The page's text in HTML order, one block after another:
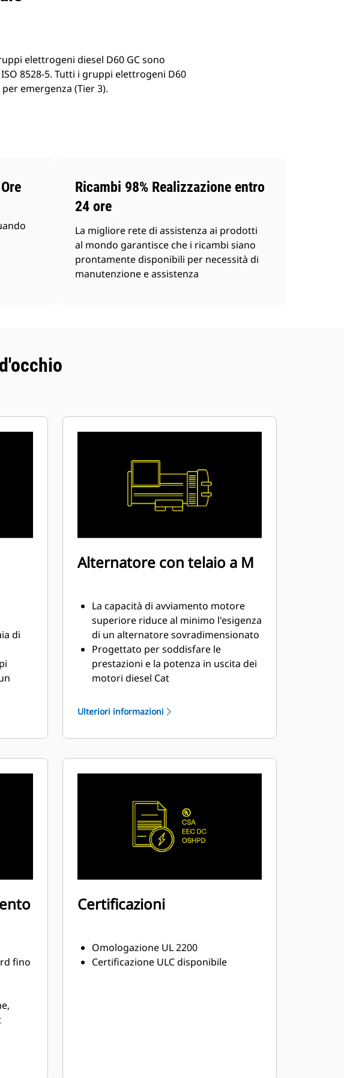
elettrogeni diesel D60 GC sono
8528-5. Tutti i gruppi elettrogeni D60
emergenza (Tier 3).
Ricambi 98% Realizzazione entro
24 ore
La migliore rete di assistenza ai prodotti
al mondo garantisce che i ricambi siano
prontamente disponibili per necessità di
manutenzione e assistenza
di
Alternatore con telaio a M
La capacità di avviamento motore
superiore riduce al minimo l'esigenza
di un alternatore sovradimensionato
Progettato per soddisfare le
prestazioni e la potenza in uscita dei
motori diesel Cat
Ulteriori informazioni
fino
Certificazioni
Omologazione UL 2200
Certificazione ULC disponibile